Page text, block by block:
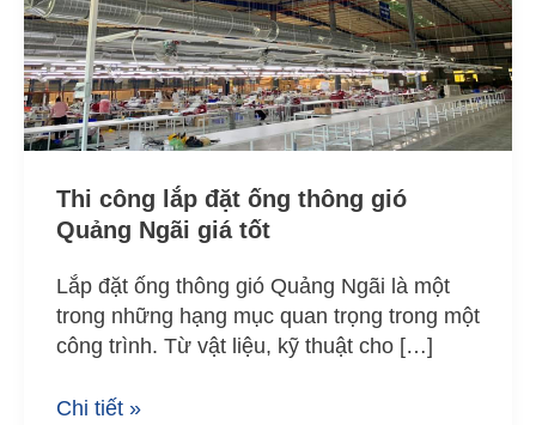
Thi công lắp đặt ống thông gió
Quảng Ngãi giá tốt
Lắp đặt ống thông gió Quảng Ngãi là một
trong những hạng mục quan trọng trong một
công trình. Từ vật liệu, kỹ thuật cho […]
gió
Quảng
Ngãi
giá
tốt
Chi tiết »